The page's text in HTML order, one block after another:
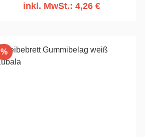
inkl. MwSt.: 4,26 €
%Rabatt